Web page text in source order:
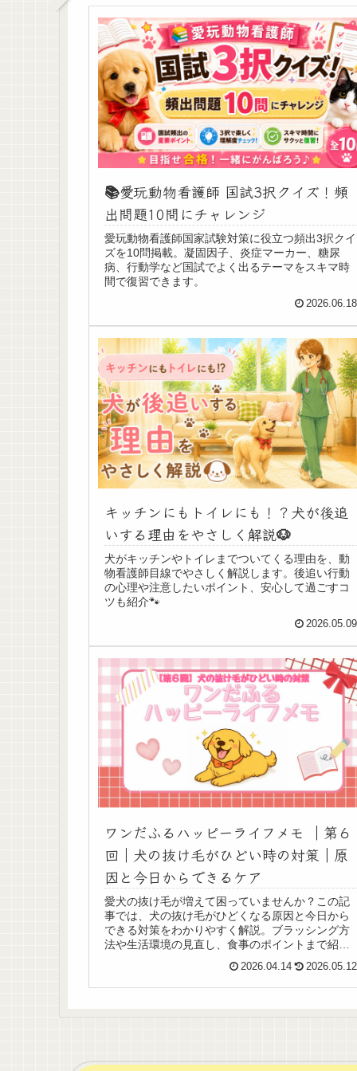
📚愛玩動物看護師 国試3択クイズ！頻
出問題10問にチャレンジ
愛玩動物看護師国家試験対策に役立つ頻出3択クイ
ズを10問掲載。凝固因子、炎症マーカー、糖尿
病、行動学など国試でよく出るテーマをスキマ時
間で復習できます。
2026.06.18
キッチンにもトイレにも！？犬が後追
いする理由をやさしく解説🐶
犬がキッチンやトイレまでついてくる理由を、動
物看護師目線でやさしく解説します。後追い行動
の心理や注意したいポイント、安心して過ごすコ
ツも紹介🐾
2026.05.09
ワンだふるハッピーライフメモ ｜第６
回｜犬の抜け毛がひどい時の対策｜原
因と今日からできるケア
愛犬の抜け毛が増えて困っていませんか？この記
事では、犬の抜け毛がひどくなる原因と今日から
できる対策をわかりやすく解説。ブラッシング方
法や生活環境の見直し、食事のポイントまで紹介
2026.04.14 2026.05.12